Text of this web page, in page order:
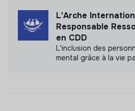
L'Arche
Responsable
en CDD
L'inclusion des
mental grâce à la vie